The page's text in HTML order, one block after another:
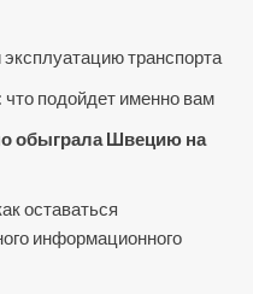
транспорта
подойдет именно вам
обыграла Швецию на
оставаться
информационного